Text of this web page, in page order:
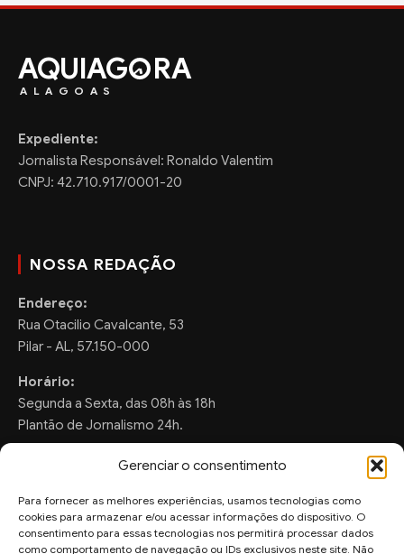
Gerenciar o consentimento
Para fornecer as melhores experiências, usamos tecnologias como
cookies para armazenar e/ou acessar informações do dispositivo. O
consentimento para essas tecnologias nos permitirá processar dados
como comportamento de navegação ou IDs exclusivos neste site. Não
AQUIAG RA
ALAGOAS
Expediente:
Jornalista Responsável: Ronaldo Valentim
CNPJ: 42.710.917/0001-20
NOSSA REDAÇÃO
Endereço:
Rua Otacilio Cavalcante, 53
Pilar - AL, 57.150-000
Horário:
Segunda a Sexta, das 08h às 18h
Plantão de Jornalismo 24h.
FALE CONOSCO
Sugestões de Pauta: